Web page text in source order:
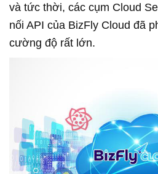
và tức thời, các cụm Cloud
nối API của BizFly Cloud đã
cường độ rất lớn.